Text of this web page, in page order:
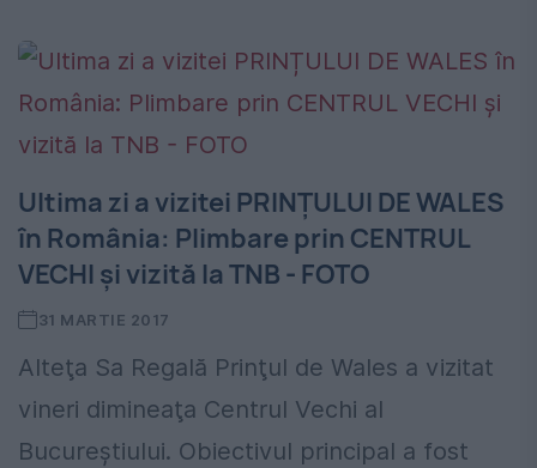
Ultima zi a vizitei PRINȚULUI DE WALES
în România: Plimbare prin CENTRUL
VECHI și vizită la TNB - FOTO
31 MARTIE 2017
Alteţa Sa Regală Prinţul de Wales a vizitat
vineri dimineaţa Centrul Vechi al
Bucureştiului. Obiectivul principal a fost